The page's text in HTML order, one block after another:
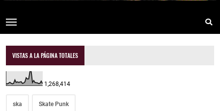
VISTAS A LA PÁGINA TOTALES
1,268,414
ska Skate Punk